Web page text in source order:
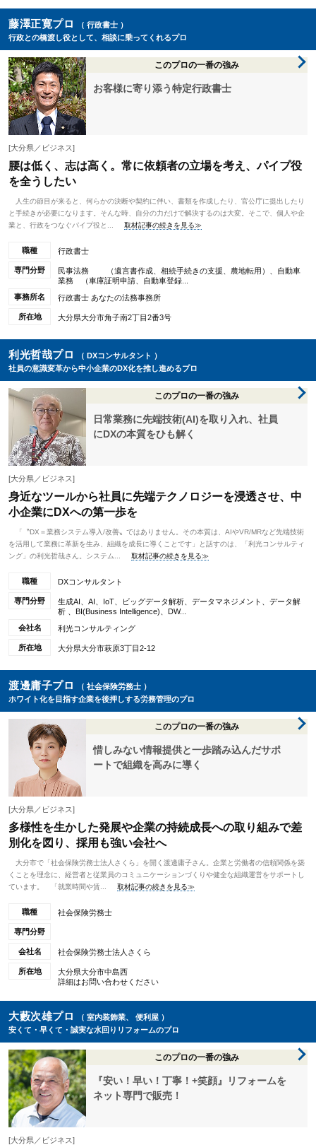
藤澤正寛プロ
（ 行政書士 ）
行政との橋渡し役として、相談に乗ってくれるプロ
このプロの一番の強み
お客様に寄り添う特定行政書士
[大分県／ビジネス]
腰は低く、志は高く。常に依頼者の立場を考え、パイプ役
を全うしたい
人生の節目が来ると、何らかの決断や契約に伴い、書類を作成したり、官公庁に提出したり
と手続きが必要になります。そんな時、自分の力だけで解決するのは大変。そこで、個人や企
業と、行政をつなぐパイプ役と...
取材記事の続きを見る≫
職種 行政書士
専門分野
民事法務 （遺言書作成、相続手続きの支援、農地転用）、自動車
業務 （車庫証明申請、自動車登録...
事務所名
行政書士 あなたの法務事務所
所在地 大分県大分市角子南2丁目2番3号
利光哲哉プロ
（ DXコンサルタント ）
社員の意識変革から中小企業のDX化を推し進めるプロ
このプロの一番の強み
日常業務に先端技術(AI)を取り入れ、社員
にDXの本質をひも解く
[大分県／ビジネス]
身近なツールから社員に先端テクノロジーを浸透させ、中
小企業にDXへの第一歩を
「〝DX＝業務システム導入/改善〟ではありません。その本質は、AIやVR/MRなど先端技術
を活用して業務に革新を生み、組織を成長に導くことです」と話すのは、「利光コンサルティ
ング」の利光哲哉さん。システム...
取材記事の続きを見る≫
職種 DXコンサルタント
専門分野
生成AI、AI、IoT、ビッグデータ解析、データマネジメント、データ解
析 、BI(Business Intelligence)、DW...
会社名
利光コンサルティング
所在地 大分県大分市萩原3丁目2-12
渡邊庸子プロ
（ 社会保険労務士 ）
ホワイト化を目指す企業を後押しする労務管理のプロ
このプロの一番の強み
惜しみない情報提供と一歩踏み込んだサポ
ートで組織を高みに導く
[大分県／ビジネス]
多様性を生かした発展や企業の持続成長への取り組みで差
別化を図り、採用も強い会社へ
大分市で「社会保険労務士法人さくら」を開く渡邊庸子さん。企業と労働者の信頼関係を築
くことを理念に、経営者と従業員のコミュニケーションづくりや健全な組織運営をサポートし
ています。 「就業時間や賃...
取材記事の続きを見る≫
職種 社会保険労務士
専門分野
会社名 社会保険労務士法人さくら
所在地
大分県大分市中島西
詳細はお問い合わせください
大藪次雄プロ
（ 室内装飾業、 便利屋 ）
安くて・早くて・誠実な水回りリフォームのプロ
このプロの一番の強み
『安い！早い！丁寧！+笑顔』リフォームを
ネット専門で販売！
[大分県／ビジネス]